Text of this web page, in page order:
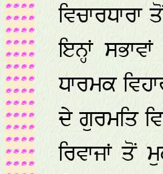
ਇਨ੍ਹਾਂ
ਧਾਰਮਕ
ਦੇ ਗੁਰਮਤਿ
ਰਿਵਾਜਾਂ ਤੋਂ